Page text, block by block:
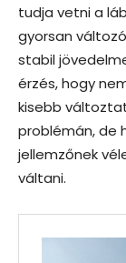
tudja vetni a
gyorsan
stabil
érzés, hogy
kisebb
problémán, de
jellemzőnek
váltani.